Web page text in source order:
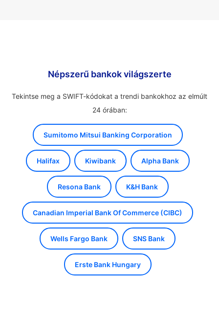
Népszerű bankok világszerte
Tekintse meg a SWIFT-kódokat a trendi bankokhoz az elmúlt
24 órában:
Sumitomo Mitsui Banking Corporation
Halifax Kiwibank Alpha Bank
Resona Bank K&H Bank
Canadian Imperial Bank Of Commerce (CIBC)
Wells Fargo Bank SNS Bank
Erste Bank Hungary